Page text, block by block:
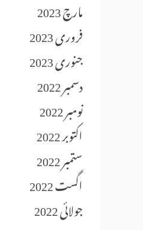
مارچ 2023
فروری 2023
جنوری 2023
دسمبر 2022
نومبر 2022
اکتوبر 2022
ستمبر 2022
اگست 2022
جولائی 2022